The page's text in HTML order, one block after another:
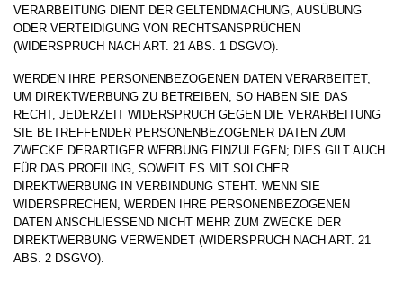
VERARBEITUNG DIENT DER GELTENDMACHUNG, AUSÜBUNG
ODER VERTEIDIGUNG VON RECHTSANSPRÜCHEN
(WIDERSPRUCH NACH ART. 21 ABS. 1 DSGVO).
WERDEN IHRE PERSONENBEZOGENEN DATEN VERARBEITET,
UM DIREKTWERBUNG ZU BETREIBEN, SO HABEN SIE DAS
RECHT, JEDERZEIT WIDERSPRUCH GEGEN DIE VERARBEITUNG
SIE BETREFFENDER PERSONENBEZOGENER DATEN ZUM
ZWECKE DERARTIGER WERBUNG EINZULEGEN; DIES GILT AUCH
FÜR DAS PROFILING, SOWEIT ES MIT SOLCHER
DIREKTWERBUNG IN VERBINDUNG STEHT. WENN SIE
WIDERSPRECHEN, WERDEN IHRE PERSONENBEZOGENEN
DATEN ANSCHLIESSEND NICHT MEHR ZUM ZWECKE DER
DIREKTWERBUNG VERWENDET (WIDERSPRUCH NACH ART. 21
ABS. 2 DSGVO).